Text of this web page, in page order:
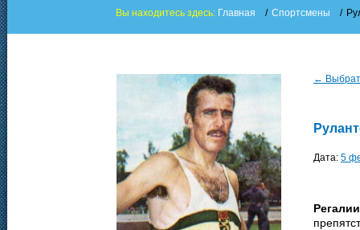
Вы находитесь здесь: Главная / Спортсмены /
←
Дата: 5